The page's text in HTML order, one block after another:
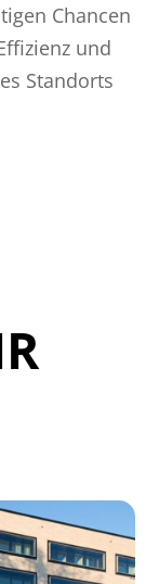
Chancen
und
Standorts